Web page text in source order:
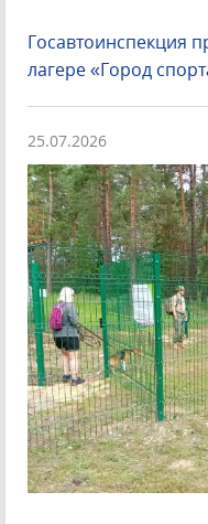
Госавтоинспекция
лагере «Город
25.07.2026